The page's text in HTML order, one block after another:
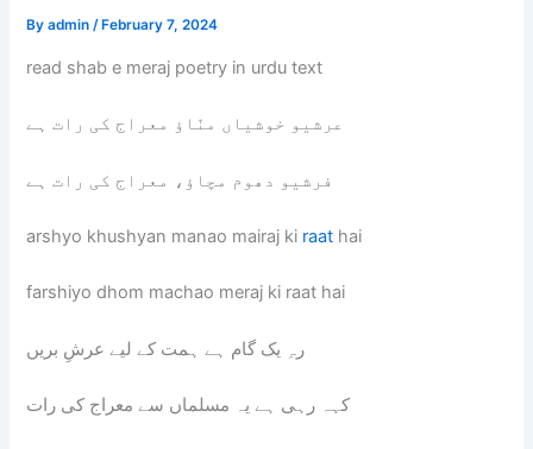
Byadmin/ February 7, 2024
read shab e meraj poetry in urdu text
عرشیو خوشیاں منّاؤ معراج کی رات ہے
فرشیو دھوم مچاؤ، معراج کی رات ہے
arshyo khushyan manao mairaj ki raat hai
farshiyo dhom machao meraj ki raat hai
رہِ یک گام ہے ہمت کے لیے عرشِ بریں
کہہ رہی ہے یہ مسلماں سے معراج کی رات